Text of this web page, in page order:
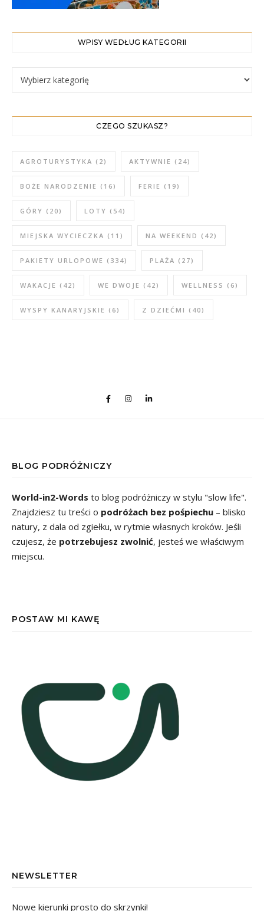
WPISY WEDŁUG KATEGORII
CZEGO SZUKASZ?
AGROTURYSTYKA (2) AKTYWNIE (24)
BOŻE NARODZENIE (16) FERIE (19)
GÓRY (20) LOTY (54)
MIEJSKA WYCIECZKA (11) NA WEEKEND (42)
PAKIETY URLOPOWE (334) PLAŻA (27)
WAKACJE (42) WE DWOJE (42) WELLNESS (6)
WYSPY KANARYJSKIE (6) Z DZIEĆMI (40)
BLOG PODRÓŻNICZY
World-in2-Words to blog podróżniczy w stylu "slow life".
Znajdziesz tu treści o podróżach bez pośpiechu – blisko
natury, z dala od zgiełku, w rytmie własnych kroków. Jeśli
czujesz, że potrzebujesz zwolnić, jesteś we właściwym
miejscu.
POSTAW MI KAWĘ
NEWSLETTER
Nowe kierunki prosto do skrzynki!